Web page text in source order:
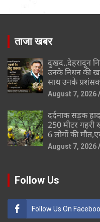
ताजा खबर
दुखद..देहरादून
उनके निधन की
साथ उनके
August 7, 2026
दर्दनाक सड़क
250 मीटर गहरी
6 लोगों की
August 7, 2026
Follow Us
Follow Us On